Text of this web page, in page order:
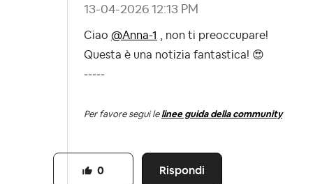
‎13-04-2026 12:13 PM
Ciao @Anna-1
, non ti preoccupare!
Questa è una notizia fantastica! 😍
-----
Per favore segui le linee guida della community
Rispondi
0